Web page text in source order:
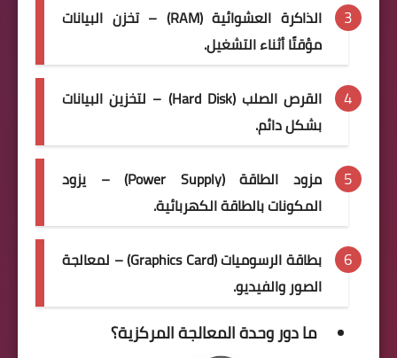
الذاكرة العشوائية (RAM) – تخزن البيانات
مؤقتًا أثناء التشغيل.
القرص الصلب (Hard Disk) – لتخزين البيانات
بشكل دائم.
مزود الطاقة (Power Supply) – يزود
المكونات بالطاقة الكهربائية.
بطاقة الرسوميات (Graphics Card) – لمعالجة
الصور والفيديو.
ما دور وحدة المعالجة المركزية؟